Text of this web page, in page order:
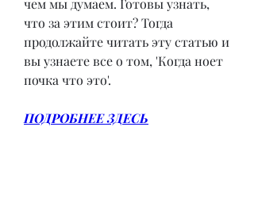
что за этим стоит? Тогда
продолжайте читать эту статью и
вы узнаете все о том, 'Когда ноет
почка что это'.
ПОДРОБНЕЕ ЗДЕСЬ